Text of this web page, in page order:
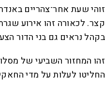
בקהל נראים גם בני הדור
זהו המחזור השביעי של
החליטו לעלות על מדי